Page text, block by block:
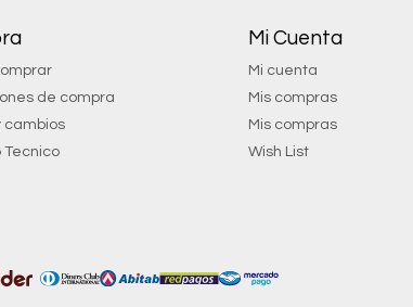
de compra
cambios
Tecnico
Mi Cuenta
Mi cuenta
Mis compras
Mis compras
Wish List